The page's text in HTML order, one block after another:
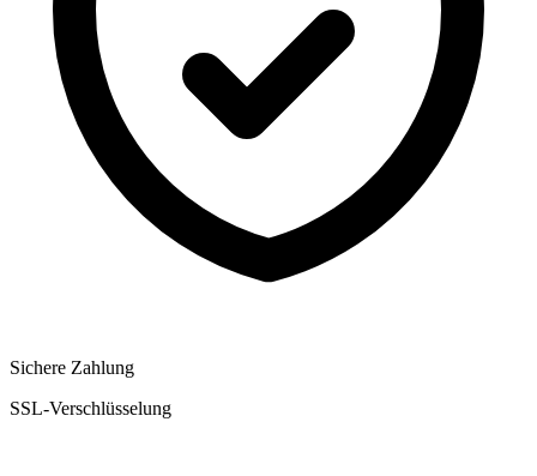
Sichere Zahlung
SSL-Verschlüsselung